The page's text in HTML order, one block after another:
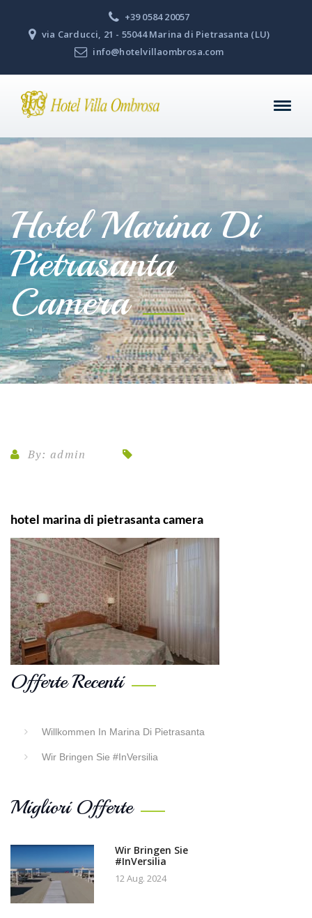
+39 0584 20057
via Carducci, 21 - 55044 Marina di Pietrasanta (LU)
info@hotelvillaombrosa.com
Hotel Marina Di
Pietrasanta
Camera
By: admin
hotel marina di pietrasanta camera
Offerte Recenti
Willkommen In Marina Di Pietrasanta
Wir Bringen Sie #InVersilia
Migliori Offerte
Wir Bringen Sie
#InVersilia
12 Aug. 2024